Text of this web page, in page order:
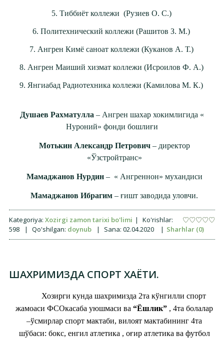
5. Тиббиёт коллежи (Рузиев О. С.)
6. Политехнический коллежи (Рашитов З. М.)
7. Ангрен Кимё саноат коллежи (Куканов А. Т.)
8. Ангрен Маиший хизмат коллежи (Исроилов Ф. А.)
9. Янгиабад Радиотехника коллежи (Камилова М. К.)
Душаев Рахматулла – Ангрен шахар хокимлигида «
Нуроний» фонди бошлиғи
Мотькин Александр Петрович– директор
«Ўзстройтранс»
Мамаджанов Нурдин– « Ангреннон» мухандиси
Мамаджанов Ибрагим – ғишт заводида уловчи.
Kategoriya: Xozirgi zamon tarixi bo'limi |
Ko'rishlar:
598
| Qo'shilgan: doynub | Sana: 02.04.2020 | Sharhlar (0)
ШАХРИМИЗДА СПОРТ ХАЁТИ.
Хозирги кунда шахримизда 2та кўнгилли спорт
жамоаси ФСОкасаба уюшмаси ва “Ёшлик” , 4та болалар
–ўсмирлар спорт мактаби, вилоят мактабининг 4та
шўбаси: бокс, енгил атлетика , оғир атлетика ва футбол